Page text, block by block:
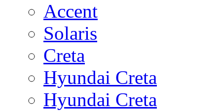
Accent
Solaris
Creta
Hyundai Creta
Hyundai Creta